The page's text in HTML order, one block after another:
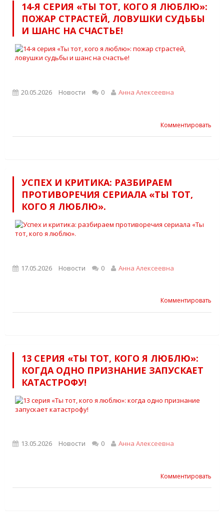
14‑Я СЕРИЯ «ТЫ ТОТ, КОГО Я ЛЮБЛЮ»:
ПОЖАР СТРАСТЕЙ, ЛОВУШКИ СУДЬБЫ
И ШАНС НА СЧАСТЬЕ!
20.05.2026 Новости 0 Анна Алексеевна
Комментировать
УСПЕХ И КРИТИКА: РАЗБИРАЕМ
ПРОТИВОРЕЧИЯ СЕРИАЛА «ТЫ ТОТ,
КОГО Я ЛЮБЛЮ».
17.05.2026 Новости 0 Анна Алексеевна
Комментировать
13 СЕРИЯ «ТЫ ТОТ, КОГО Я ЛЮБЛЮ»:
КОГДА ОДНО ПРИЗНАНИЕ ЗАПУСКАЕТ
КАТАСТРОФУ!
13.05.2026 Новости 0 Анна Алексеевна
Комментировать